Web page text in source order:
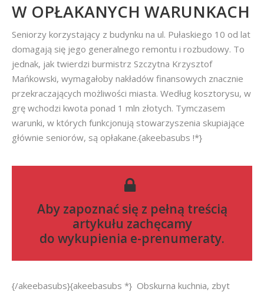
W OPŁAKANYCH WARUNKACH
Seniorzy korzystający z budynku na ul. Pułaskiego 10 od lat
domagają się jego generalnego remontu i rozbudowy. To
jednak, jak twierdzi burmistrz Szczytna Krzysztof
Mańkowski, wymagałoby nakładów finansowych znacznie
przekraczających możliwości miasta. Według kosztorysu, w
grę wchodzi kwota ponad 1 mln złotych. Tymczasem
warunki, w których funkcjonują stowarzyszenia skupiające
głównie seniorów, są opłakane.{akeebasubs !*}
Aby zapoznać się z pełną treścią
artykułu zachęcamy
do wykupienia e-prenumeraty.
{/akeebasubs}{akeebasubs *} Obskurna kuchnia, zbyt